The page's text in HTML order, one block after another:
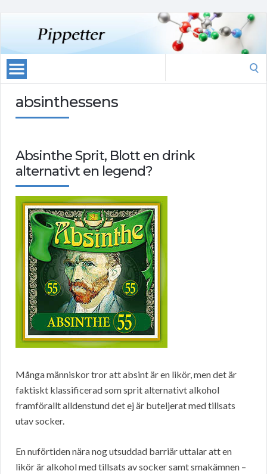
absinthessens
Absinthe Sprit, Blott en drink
alternativt en legend?
Många människor tror att absint är en likör, men det är
faktiskt klassificerad som sprit alternativt alkohol
framförallt alldenstund det ej är buteljerat med tillsats
utav socker.
En nuförtiden nära nog utsuddad barriär uttalar att en
likör är alkohol med tillsats av socker samt smakämnen –